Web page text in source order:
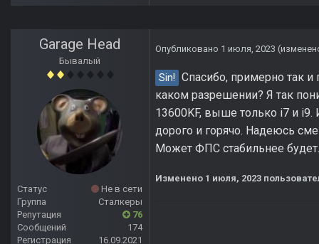
Garage Head
Бывалый
Статус
Не в сети
Группа
Сталкеры
Репутация
76
Сообщений
174
Регистрация
16.09.2021
Опубликовано 1 июля, 2023
Sin! Спасибо, примерно так и
каком разрешении? Я так
13600KF, выше только i7 и
дорого и горячо. Надеюсь
Может ФПС стабильнее будет.
Изменено 1 июля, 2023